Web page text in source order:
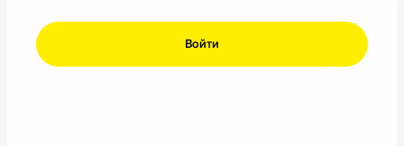
Войти